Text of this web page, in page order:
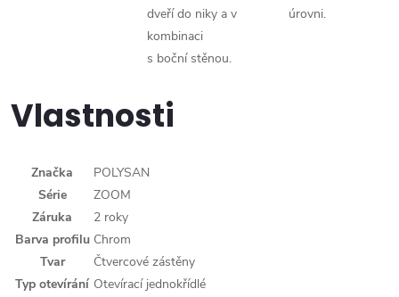
dveří do niky a v
kombinaci
s boční stěnou.
úrovni.
Vlastnosti
Značka
POLYSAN
Série
ZOOM
Záruka
2 roky
Barva profilu Chrom
Tvar
Čtvercové zástěny
Typ otevírání Otevírací jednokřídlé